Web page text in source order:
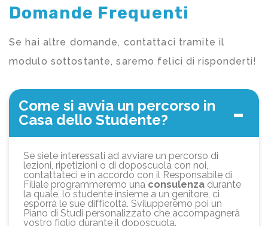
Domande Frequenti
Se hai altre domande, contattaci tramite il
modulo sottostante, saremo felici di risponderti!
Come si avvia un percorso in
Casa dello Studente?
Se siete interessati ad avviare un percorso di
lezioni, ripetizioni o di doposcuola con noi,
contattateci e in accordo con il Responsabile di
Filiale programmeremo una consulenza durante
la quale, lo studente insieme a un genitore, ci
esporrà le sue difficoltà. Svilupperemo poi un
Piano di Studi personalizzato che accompagnerà
vostro figlio durante il doposcuola.